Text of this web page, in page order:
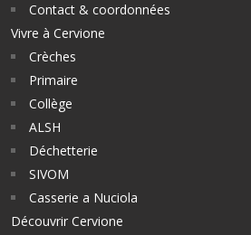
Contact & coordonnées
Vivre à Cervione
Crèches
Primaire
Collège
ALSH
Déchetterie
SIVOM
Casserie a Nuciola
Découvrir Cervione